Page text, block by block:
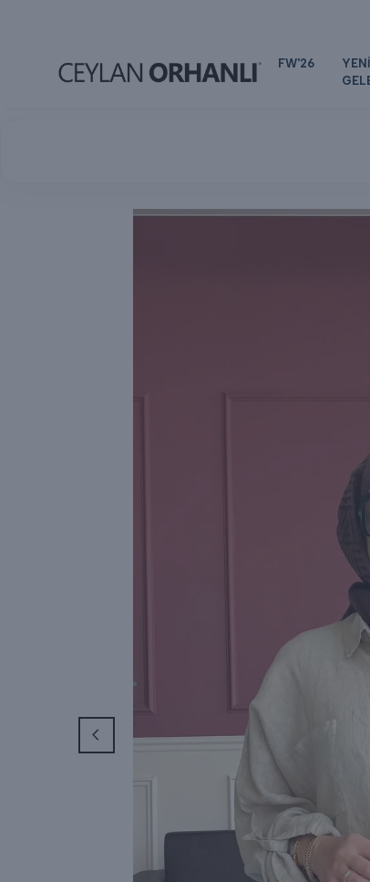
FW'26
YENİ